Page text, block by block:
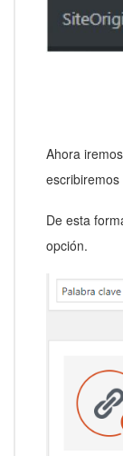
Ahora
De esta
opción.